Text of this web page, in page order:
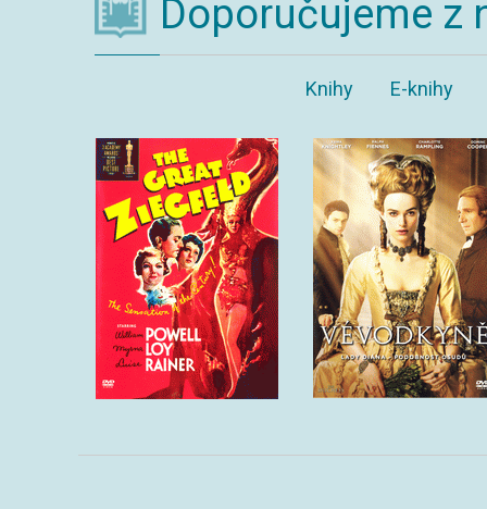
Doporučujeme z
Knihy E-knihy